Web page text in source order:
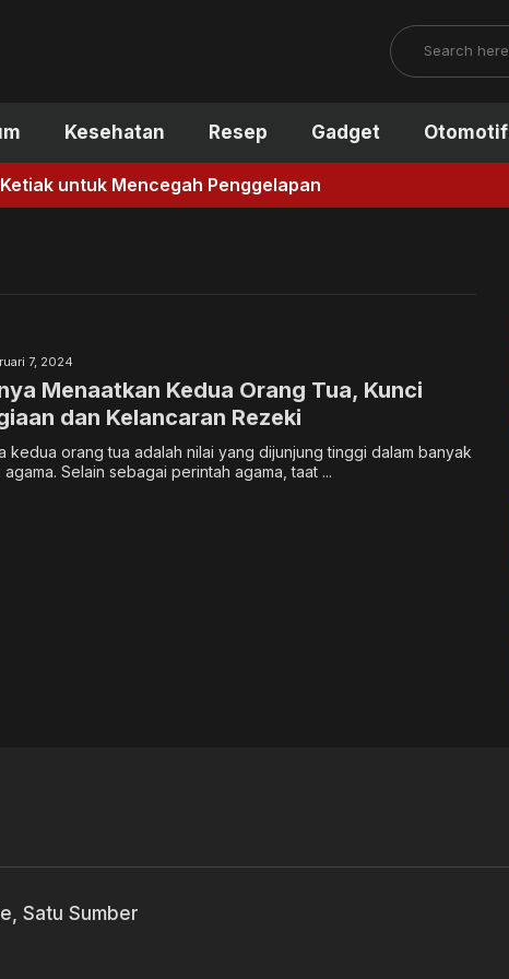
Search
Kesehatan Resep Gadget Otomotif
Penggelapan
7, 2024
Menaatkan Kedua Orang Tua, Kunci
dan Kelancaran Rezeki
kedua orang tua adalah nilai yang dijunjung tinggi dalam banyak
Selain sebagai perintah agama, taat ...
Satu Sumber